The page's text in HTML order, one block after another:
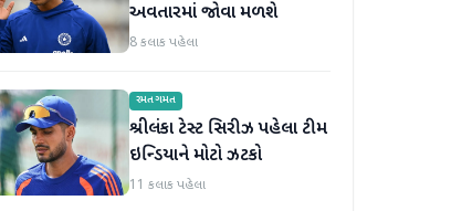
અવતારમાં જોવા મળશે
8 કલાક પહેલા
રમતગમત
શ્રીલંકા ટેસ્ટ સિરીઝ પહેલા ટીમ
ઇન્ડિયાને મોટો ઝટકો
11 કલાક પહેલા